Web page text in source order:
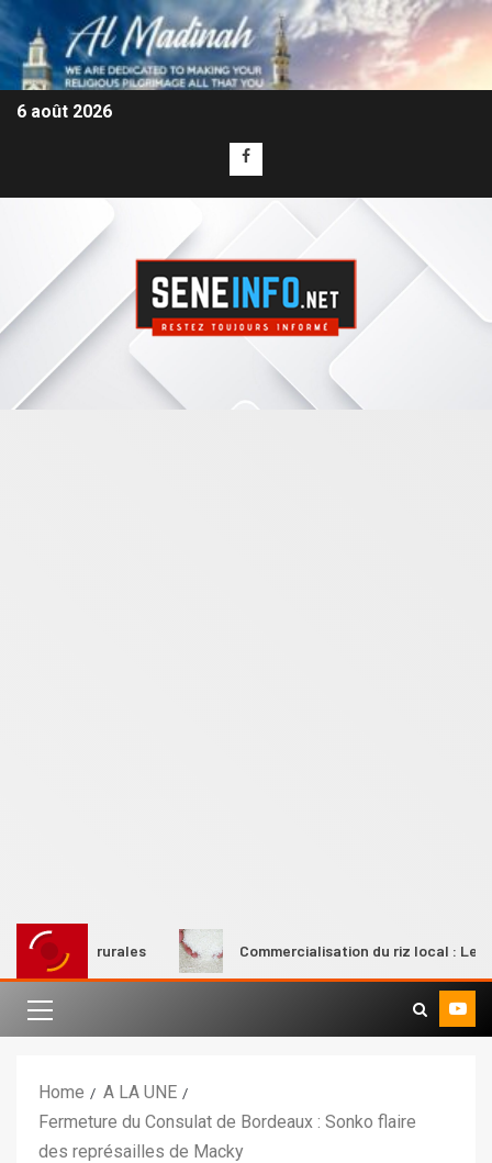
6 août 2026
rurales Commercialisation du riz local : Le
Home
A LA UNE
Fermeture du Consulat de Bordeaux : Sonko flaire
des représailles de Macky